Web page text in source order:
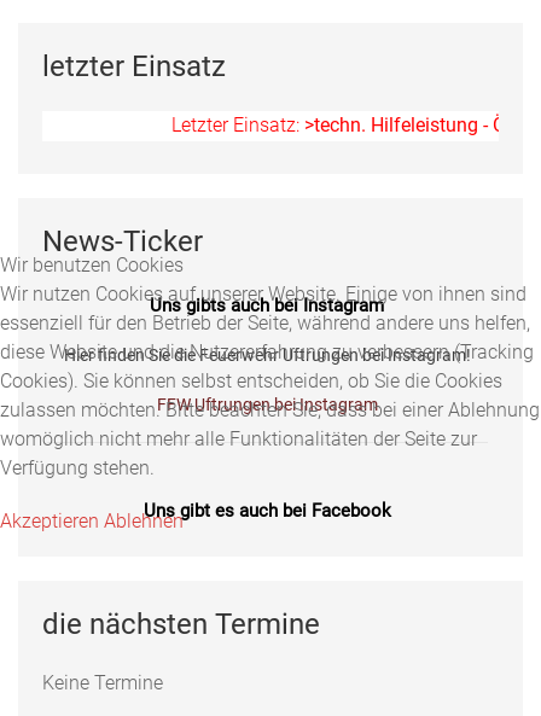
letzter Einsatz
Letzter Einsatz:>techn. Hilfeleistung -
News-Ticker
Uns gibts auch bei Instagram
Hier finden Sie die Feuerwehr Uftrungen bei Instagram!
FFW Uftrungen bei Instagram
Uns gibt es auch bei Facebook
Feuerwehr Uftrungen bei Facebook
die nächsten Termine
Keine Termine
Wir benutzen Cookies
Wir nutzen Cookies auf unserer Website. Einige von ihnen sind
essenziell für den Betrieb der Seite, während andere uns helfen,
diese Website und die Nutzererfahrung zu verbessern (Tracking
Cookies). Sie können selbst entscheiden, ob Sie die Cookies
zulassen möchten. Bitte beachten Sie, dass bei einer Ablehnung
womöglich nicht mehr alle Funktionalitäten der Seite zur
Verfügung stehen.
Akzeptieren Ablehnen